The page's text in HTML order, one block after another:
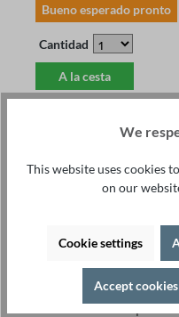
Bueno esperado pronto
Cantidad
A la cesta
Asesoramiento
Descripción
Destacados
We
This website uses cookies
on our
Cookie settings
Accept cookies